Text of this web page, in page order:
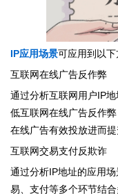
IP应用场景可应用到以下
互联网在线广告反作弊
通过分析互联网用户IP
低互联网在线广告反作
在线广告有效投放进而提
互联网交易支付反欺诈
通过分析IP地址的应用
易、支付等多个环节结